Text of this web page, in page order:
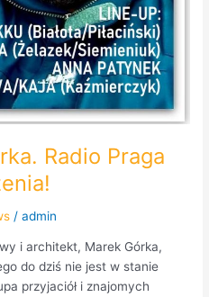
Radio Praga
/admin
i architekt, Marek Górka,
do dziś nie jest w stanie
przyjaciół i znajomych